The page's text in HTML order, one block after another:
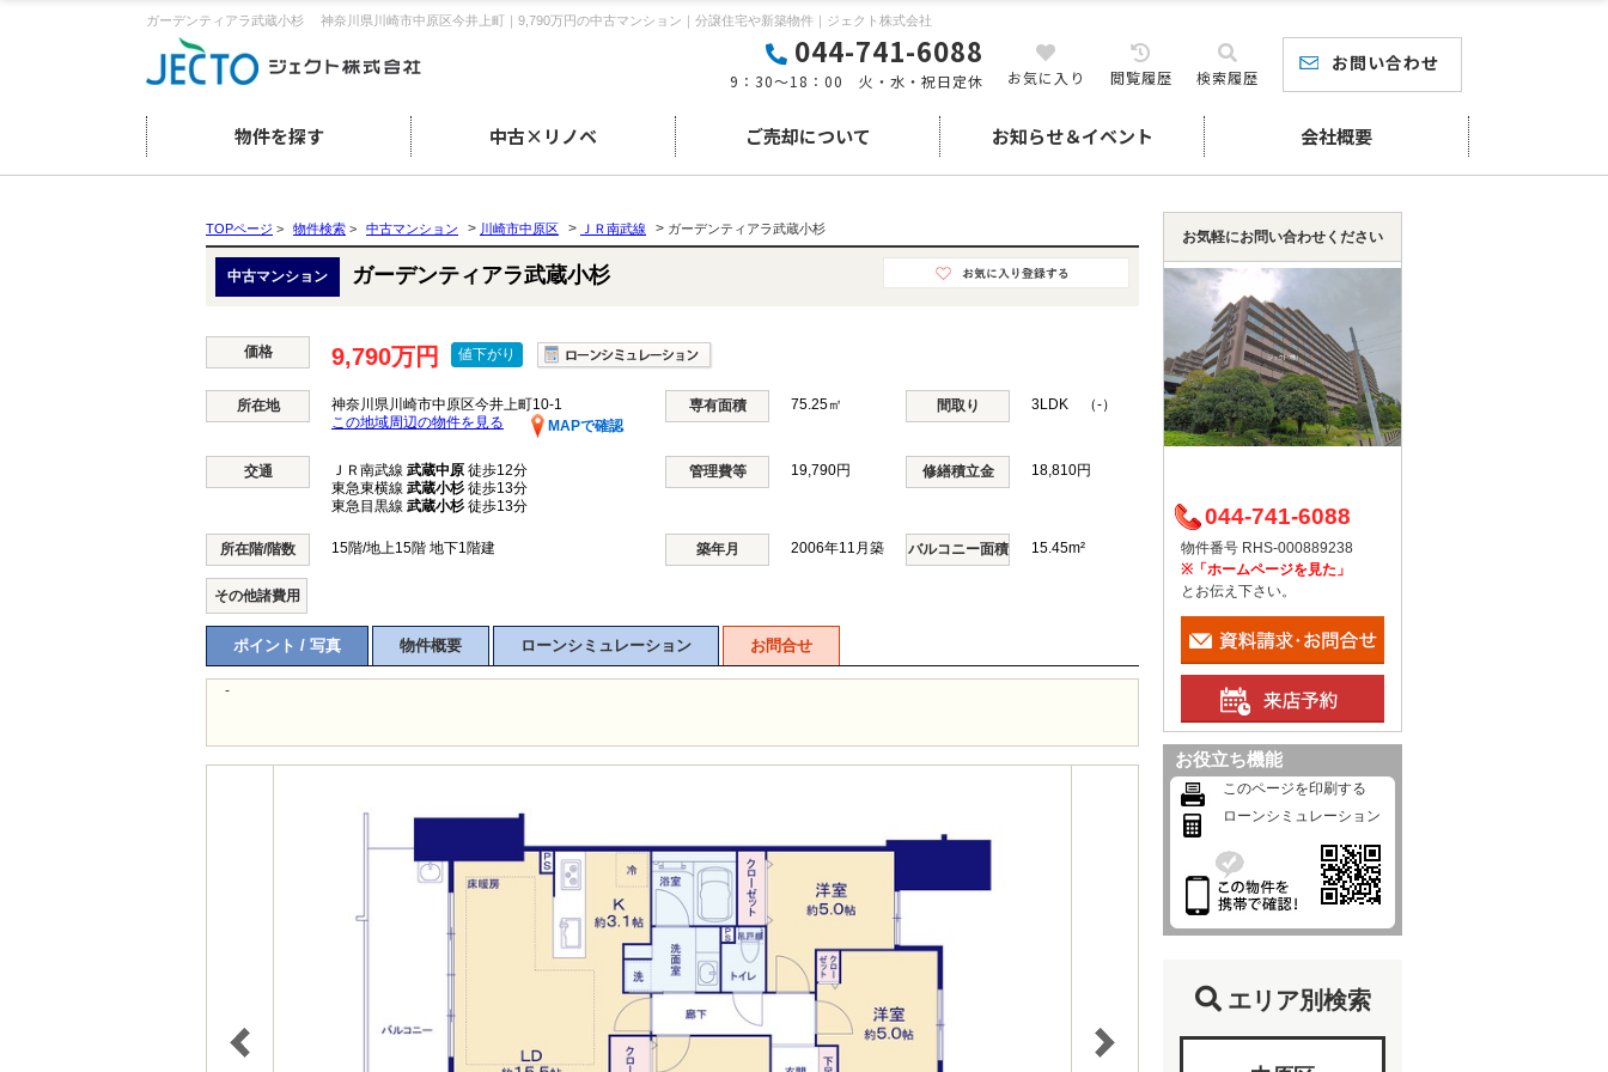
ガーデンティアラ武蔵小杉 神奈川県川崎市中原区今井上町｜9,790万円の中古マンション｜分譲住宅や新築物件｜ジェクト株式会社
044-741-6088
9：30～18：00 火・水・祝日定休 お気に入り 閲覧履歴 検索履歴
お問い合わせ
物件を探す 中古×リノベ ご売却について お知らせ＆イベント 会社概要
TOPページ > 物件検索 > 中古マンション > 川崎市中原区 > ＪＲ南武線 > ガーデンティアラ武蔵小杉
中古マンション ガーデンティアラ武蔵小杉
価格 9,790万円 値下がり
所在地
神奈川県川崎市中原区今井上町10-1
MAPで確認
この地域周辺の物件を見る
専有面積 75.25㎡ 間取り 3LDK （-）
交通 ＪＲ南武線 武蔵中原 徒歩12分
東急東横線 武蔵小杉 徒歩13分
東急目黒線 武蔵小杉 徒歩13分
管理費等 19,790円 修繕積立金 18,810円
所在階/階数 15階/地上15階 地下1階建 築年月 2006年11月築 バルコニー面積 15.45m²
その他諸費用
ポイント / 写真 物件概要 ローンシミュレーション お問合せ
-
お気軽にお問い合わせください
044-741-6088
物件番号 RHS-000889238
※「ホームページを見た」
とお伝え下さい。
お役立ち機能
このページを印刷する
ローンシミュレーション
エリア別検索